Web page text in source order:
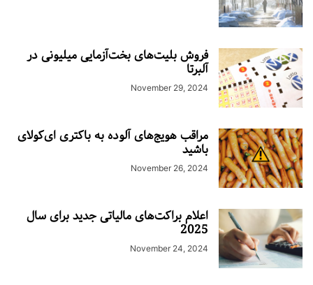
فروش بلیت‌های بخت‌آزمایی میلیونی در
آلبرتا
November 29, 2024
مراقب هویج‌های آلوده به باکتری ای‌کولای
باشید
November 26, 2024
اعلام براکت‌های مالیاتی جدید برای سال
2025
November 24, 2024